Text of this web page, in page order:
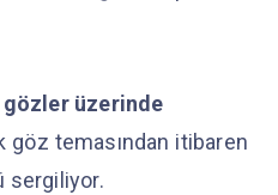
gözler üzerinde
göz temasından itibaren
sergiliyor.